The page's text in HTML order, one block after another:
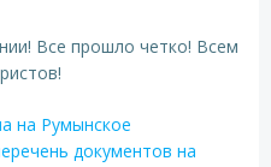
Все прошло четко! Всем
на Румынское
документов на